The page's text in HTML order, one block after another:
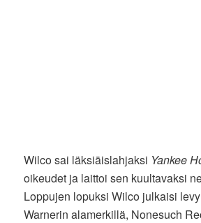
Wilco sai läksiäislahjaksi Yankee
oikeudet ja laittoi sen kuultavaksi
Loppujen lopuksi Wilco julkaisi
Warnerin alamerkillä, Nonesuch